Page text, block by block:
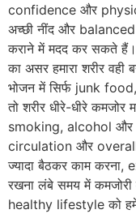
confidence और
अच्छी नींद और
कराने में मदद कर सकते
का असर हमारा शरीर
भोजन में सिर्फ junk
तो शरीर धीरे-धीरे
smoking, alcohol
circulation और overall
ज्यादा बैठकर काम
रखना लंबे समय में
healthy lifestyle को